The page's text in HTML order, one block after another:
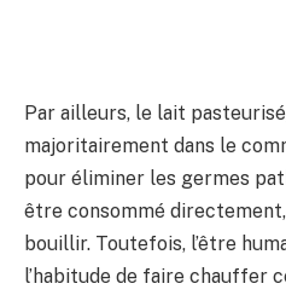
Par ailleurs, le lait
majoritairement dans le
pour éliminer les germes
être consommé
bouillir. Toutefois, l’être
l’habitude de faire chauffer